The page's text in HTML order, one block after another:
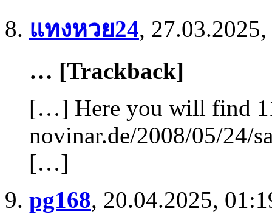
แทงหวย24,
… [Trackback]
[…] Here you will find
novinar.de/2008/05/24/
[…]
pg168, 20.04.2025,